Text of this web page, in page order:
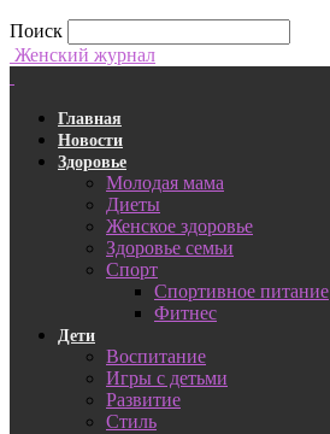
Поиск
Женский журнал
Главная
Новости
Здоровье
Молодая мама
Диеты
Женское здоровье
Здоровье семьи
Спорт
Спортивное питание
Фитнес
Дети
Воспитание
Игры с детьми
Развитие
Стиль